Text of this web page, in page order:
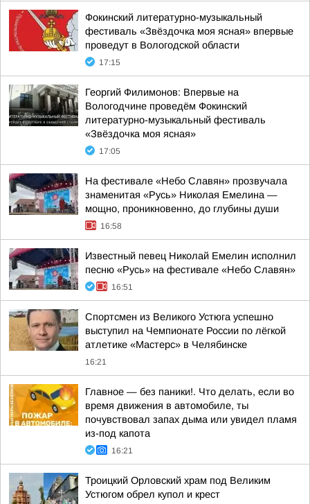
Фокинский литературно-музыкальный
фестиваль «Звёздочка моя ясная» впервые
проведут в Вологодской области
17:15
Георгий Филимонов: Впервые на
Вологодчине проведём Фокинский
литературно-музыкальный фестиваль
«Звёздочка моя ясная»
17:05
На фестивале «Небо Славян» прозвучала
знаменитая «Русь» Николая Емелина —
мощно, проникновенно, до глубины души
16:58
Известный певец Николай Емелин исполнил
песню «Русь» на фестивале «Небо Славян»
16:51
Спортсмен из Великого Устюга успешно
выступил на Чемпионате России по лёгкой
атлетике «Мастерс» в Челябинске
16:21
Главное — без паники!. Что делать, если во
время движения в автомобиле, ты
почувствовал запах дыма или увидел пламя
из-под капота
16:21
Троицкий Орловский храм под Великим
Устюгом обрел купол и крест